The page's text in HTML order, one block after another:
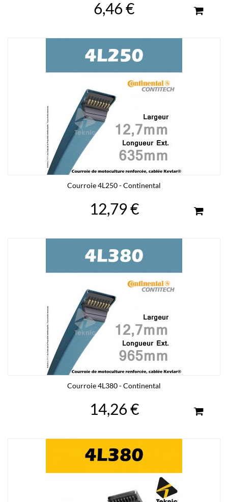
6,46 €
Courroie 4L250 - Continental
12,79 €
Courroie 4L380 - Continental
14,26 €